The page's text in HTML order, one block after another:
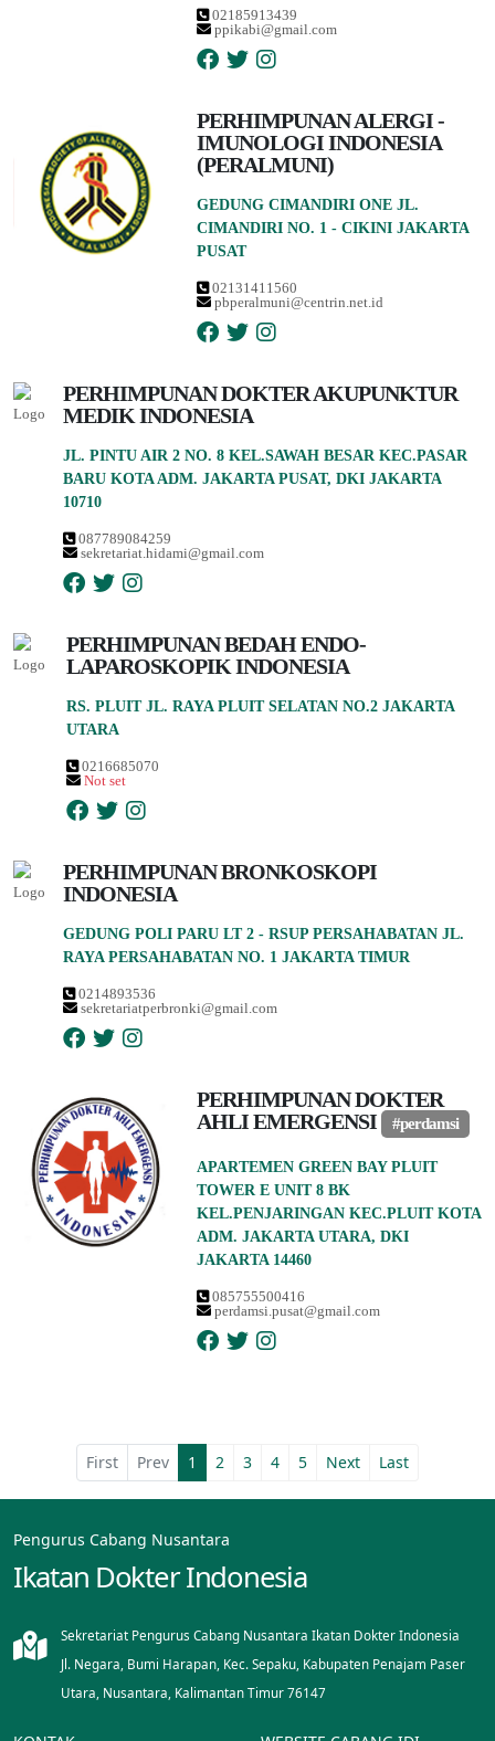
02185913439
ppikabi@gmail.com
PERHIMPUNAN ALERGI -
IMUNOLOGI INDONESIA
(PERALMUNI)
GEDUNG CIMANDIRI ONE JL.
CIMANDIRI NO. 1 - CIKINI JAKARTA
PUSAT
02131411560
pbperalmuni@centrin.net.id
PERHIMPUNAN DOKTER AKUPUNKTUR
MEDIK INDONESIA
JL. PINTU AIR 2 NO. 8 KEL.SAWAH BESAR KEC.PASAR
BARU KOTA ADM. JAKARTA PUSAT, DKI JAKARTA
10710
087789084259
sekretariat.hidami@gmail.com
PERHIMPUNAN BEDAH ENDO-
LAPAROSKOPIK INDONESIA
RS. PLUIT JL. RAYA PLUIT SELATAN NO.2 JAKARTA
UTARA
0216685070
Not set
PERHIMPUNAN BRONKOSKOPI
INDONESIA
GEDUNG POLI PARU LT 2 - RSUP PERSAHABATAN JL.
RAYA PERSAHABATAN NO. 1 JAKARTA TIMUR
0214893536
sekretariatperbronki@gmail.com
PERHIMPUNAN DOKTER
AHLI EMERGENSI
#perdamsi
APARTEMEN GREEN BAY PLUIT
TOWER E UNIT 8 BK
KEL.PENJARINGAN KEC.PLUIT KOTA
ADM. JAKARTA UTARA, DKI
JAKARTA 14460
085755500416
perdamsi.pusat@gmail.com
First Prev 1 2 3 4 5 Next Last
Pengurus Cabang Nusantara
Ikatan Dokter Indonesia
Sekretariat Pengurus Cabang Nusantara Ikatan Dokter Indonesia
Jl. Negara, Bumi Harapan, Kec. Sepaku, Kabupaten Penajam Paser
Utara, Nusantara, Kalimantan Timur 76147